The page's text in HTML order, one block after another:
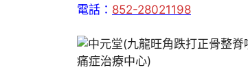
電話： 852-28021198